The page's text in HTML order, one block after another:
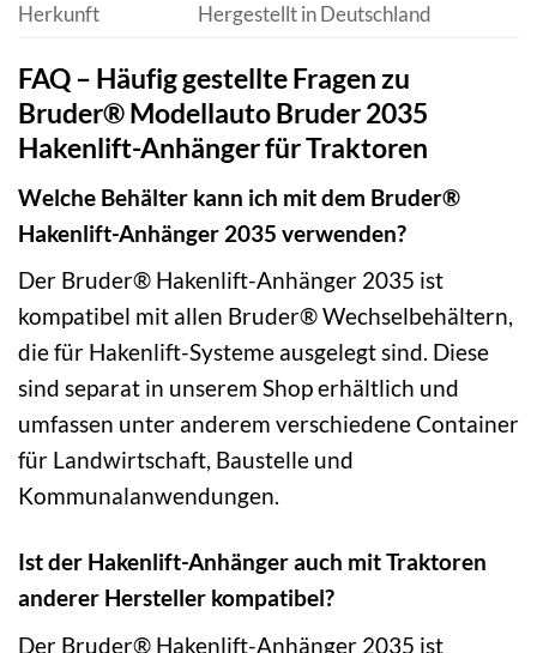
Herkunft
Hergestellt in Deutschland
FAQ – Häufig gestellte Fragen zu
Bruder® Modellauto Bruder 2035
Hakenlift-Anhänger für Traktoren
Welche Behälter kann ich mit dem Bruder®
Hakenlift-Anhänger 2035 verwenden?
Der Bruder® Hakenlift-Anhänger 2035 ist
kompatibel mit allen Bruder® Wechselbehältern,
die für Hakenlift-Systeme ausgelegt sind. Diese
sind separat in unserem Shop erhältlich und
umfassen unter anderem verschiedene Container
für Landwirtschaft, Baustelle und
Kommunalanwendungen.
Ist der Hakenlift-Anhänger auch mit Traktoren
anderer Hersteller kompatibel?
Der Bruder® Hakenlift-Anhänger 2035 ist